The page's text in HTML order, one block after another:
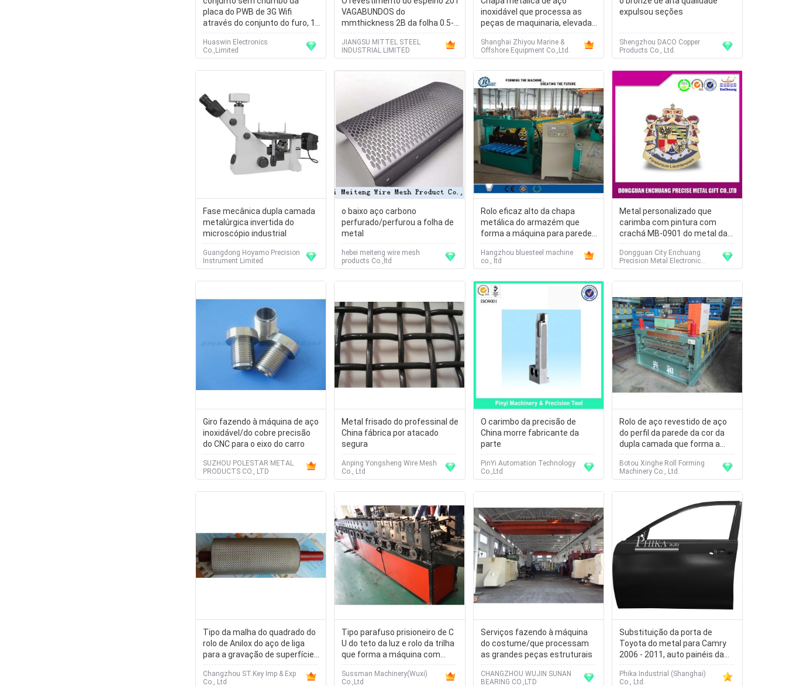
placa do PWB de 3G Wifi
através do conjunto do furo, 1
camada - 30 camadas
Huaswin Electronics
Co.,Limited
VAGABUNDOS do
mmthickness 2B da folha 0.5-
3.0 dos SS surge a categoria
material 201 J1 de DDQ
JIANGSU MITTEL STEEL
INDUSTRIAL LIMITED
inoxidável que processa as
peças de maquinaria, elevada
precisão
Shanghai Zhiyou Marine &
Offshore Equipment Co.,Ltd.
expulsou seções
Shengzhou DACO Copper
Products Co., Ltd.
Fase mecânica dupla camada
metalúrgica invertida do
microscópio industrial
Guangdong Hoyamo Precision
Instrument Limited
o baixo aço carbono
perfurado/perfurou a folha de
metal
hebei meiteng wire mesh
products Co.,ltd
Rolo eficaz alto da chapa
metálica do armazém que
forma a máquina para parede
ondulada do metal
Hangzhou bluesteel machine
co., ltd
Metal personalizado que
carimba com pintura com
crachá MB-0901 do metal da
cola Epoxy
Dongguan City Enchuang
Precision Metal Electronic
Technology Co., Ltd
Giro fazendo à máquina de aço
inoxidável/do cobre precisão
do CNC para o eixo do carro
SUZHOU POLESTAR METAL
PRODUCTS CO., LTD
Metal frisado do professinal de
China fábrica por atacado
segura
Anping Yongsheng Wire Mesh
Co., Ltd
O carimbo da precisão de
China morre fabricante da
parte
PinYi Automation Technology
Co.,Ltd
Rolo de aço revestido de aço
do perfil da parede da cor da
dupla camada que forma a
máquina
Botou Xinghe Roll Forming
Machinery Co., Ltd.
Tipo da malha do quadrado do
rolo de Anilox do aço de liga
para a gravação de superfície
da bobina impermeável
Changzhou ST.Key Imp & Exp
Co., Ltd
Tipo parafuso prisioneiro de C
U do teto da luz e rolo da trilha
que forma a máquina com
espessura material 0.25-
1.2mm
Sussman Machinery(Wuxi)
Co.,Ltd
Serviços fazendo à máquina
do costume/que processam
as grandes peças estruturais
CHANGZHOU WUJIN SUNAN
BEARING CO.,LTD
Substituição da porta de
Toyota do metal para Camry
2006 - 2011, auto painéis da
porta
Phika Industrial (Shanghai)
Co., Ltd.